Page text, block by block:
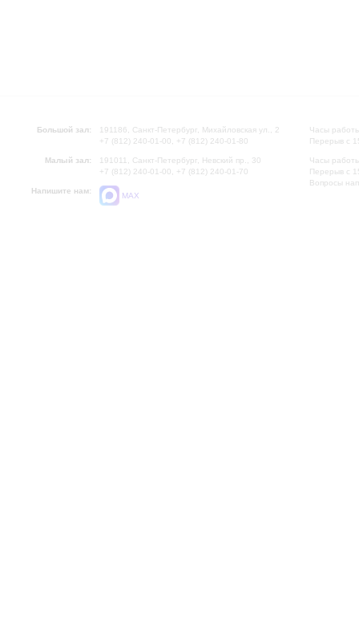
Большой зал:
191186, Санкт-Петербург, Михайловская ул., 2
+7 (812) 240-01-00, +7 (812) 240-01-80
Малый зал:
191011, Санкт-Петербург, Невский пр., 30
+7 (812) 240-01-00, +7 (812) 240-01-70
Напишите нам:
MAX
Часы
Перерыв с
Часы
Перерыв с
Вопросы